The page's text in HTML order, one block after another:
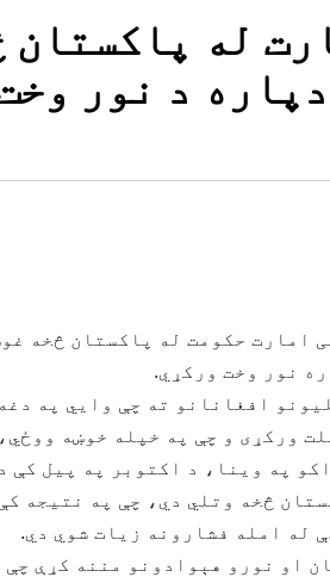
له
د نور
امارت حکومت له پاکستان څخه
نور وخت ورکړي.
حکومت ۱.۷ میلیونو افغانانو ته
ورکړی و چې په خپله خوښه
څخه وتلي دي، چې په نتیجه
له امله فشارونه زیات شوي دي.
او نورو هېوادونو مننه کړې